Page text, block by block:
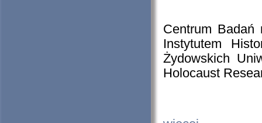
Centrum Badań
Instytutem
Żydowskich
Holocaust